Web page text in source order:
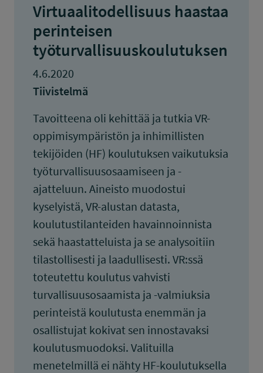
Virtuaalitodellisuus haastaa
perinteisen
työturvallisuuskoulutuksen
4.6.2020
Tiivistelmä
Tavoitteena oli kehittää ja tutkia VR-
oppimisympäristön ja inhimillisten
tekijöiden (HF) koulutuksen vaikutuksia
työturvallisuusosaamiseen ja -
ajatteluun. Aineisto muodostui
kyselyistä, VR-alustan datasta,
koulutustilanteiden havainnoinnista
sekä haastatteluista ja se analysoitiin
tilastollisesti ja laadullisesti. VR:ssä
toteutettu koulutus vahvisti
turvallisuusosaamista ja -valmiuksia
perinteistä koulutusta enemmän ja
osallistujat kokivat sen innostavaksi
koulutusmuodoksi. Valituilla
menetelmillä ei nähty HF-koulutuksella